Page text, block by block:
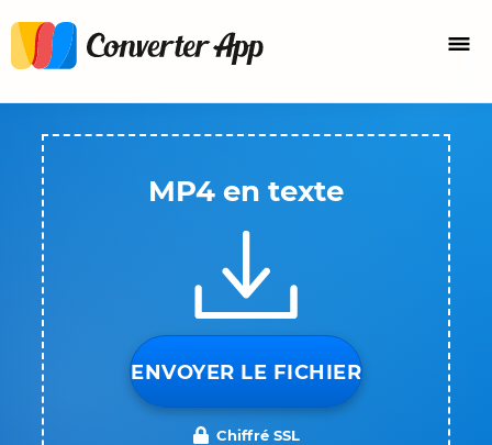
MP4 en texte
ENVOYER LE FICHIER
Chiffré SSL